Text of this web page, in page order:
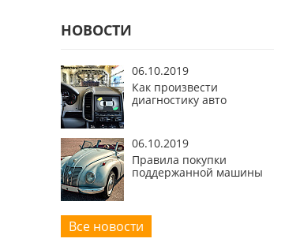
НОВОСТИ
06.10.2019
Как произвести
диагностику авто
06.10.2019
Правила покупки
поддержанной машины
Все новости